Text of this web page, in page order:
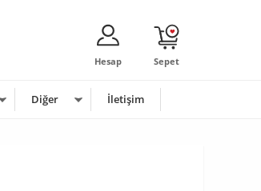
Sepet
Hesap
Diğer İletişim